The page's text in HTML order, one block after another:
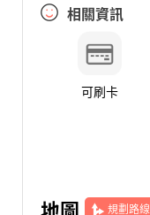
相關資訊
可刷卡
地圖 規劃路線